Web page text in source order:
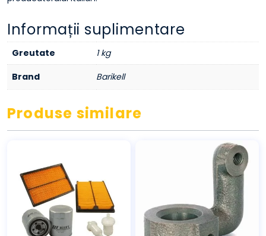
Informații suplimentare
Greutate
1 kg
Brand
Barikell
Produse similare